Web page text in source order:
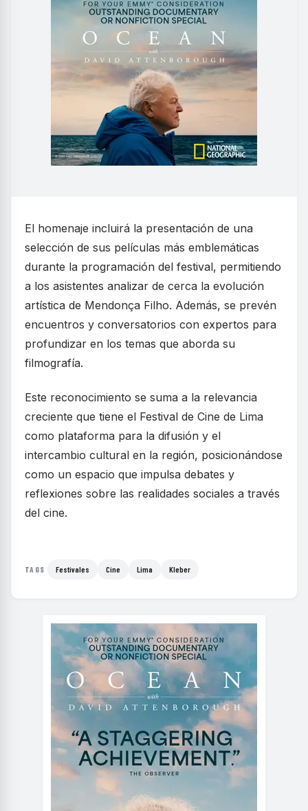
El homenaje incluirá la presentación de una
selección de sus películas más emblemáticas
durante la programación del festival, permitiendo
a los asistentes analizar de cerca la evolución
artística de Mendonça Filho. Además, se prevén
encuentros y conversatorios con expertos para
profundizar en los temas que aborda su
filmografía.
Este reconocimiento se suma a la relevancia
creciente que tiene el Festival de Cine de Lima
como plataforma para la difusión y el
intercambio cultural en la región, posicionándose
como un espacio que impulsa debates y
reflexiones sobre las realidades sociales a través
del cine.
TAGS Festivales Cine Lima Kleber